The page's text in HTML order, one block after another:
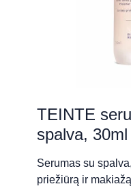
TEINTE
spalva, 30ml
Serumas su
priežiūrą ir